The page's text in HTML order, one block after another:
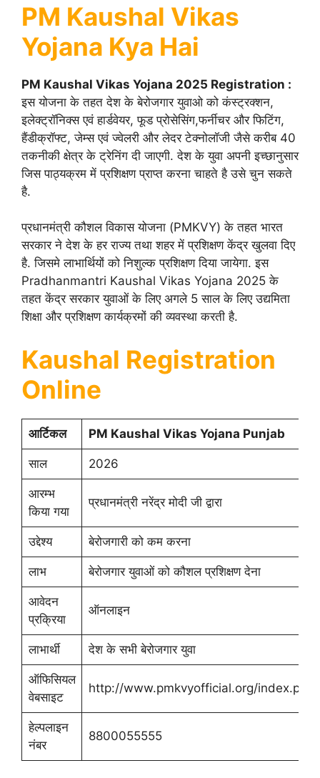
PM Kaushal Vikas
Yojana Kya Hai
PM Kaushal Vikas Yojana 2025 Registration :
इस योजना के तहत देश के बेरोजगार युवाओ को कंस्ट्रक्शन,
इलेक्ट्रॉनिक्स एवं हार्डवेयर, फूड प्रोसेसिंग,फर्नीचर और फिटिंग,
हैंडीक्रॉफ्ट, जेम्स एवं ज्वेलरी और लेदर टेक्नोलॉजी जैसे करीब 40
तकनीकी क्षेत्र के ट्रेनिंग दी जाएगी. देश के युवा अपनी इच्छानुसार
जिस पाठ्यक्रम में प्रशिक्षण प्राप्त करना चाहते है उसे चुन सकते
है.
प्रधानमंत्री कौशल विकास योजना (PMKVY) के तहत भारत
सरकार ने देश के हर राज्य तथा शहर में प्रशिक्षण केंद्र खुलवा दिए
है. जिसमे लाभार्थियों को निशुल्क प्रशिक्षण दिया जायेगा. इस
Pradhanmantri Kaushal Vikas Yojana 2025 के
तहत केंद्र सरकार युवाओं के लिए अगले 5 साल के लिए उद्यमिता
शिक्षा और प्रशिक्षण कार्यक्रमों की व्यवस्था करती है.
Kaushal Registration
Online
आर्टिकल PM Kaushal Vikas Yojana Punjab
साल 2026
आरम्भ
किया गया
प्रधानमंत्री नरेंद्र मोदी जी द्वारा
उद्देश्य बेरोजगारी को कम करना
लाभ बेरोजगार युवाओं को कौशल प्रशिक्षण देना
आवेदन
प्रक्रिया
ऑनलाइन
लाभार्थी देश के सभी बेरोजगार युवा
ऑफिसियल
वेबसाइट
http://www.pmkvyofficial.org/index.php
हेल्पलाइन
नंबर
8800055555